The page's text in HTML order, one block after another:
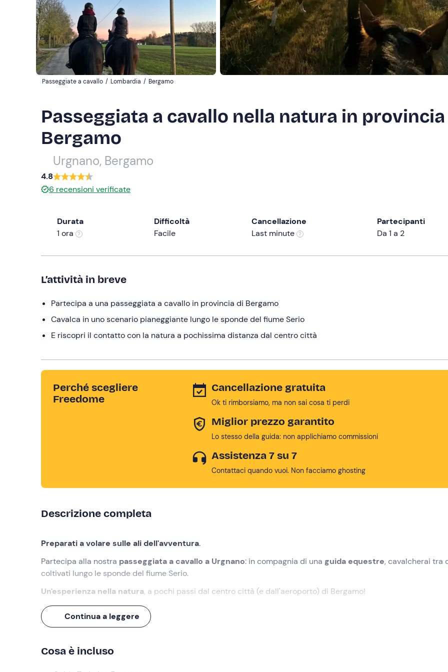
Passeggiate a cavallo / Lombardia / Bergamo
Passeggiata a cavallo nella natura in
Bergamo
Urgnano, Bergamo
4.8
6 recensioni verificate
Durata
1 ora
Difficoltà
Facile
Cancellazione
Last minute
Partecipanti
Da 1 a 2
L’attività in breve
Partecipa a una passeggiata a cavallo in provincia di Bergamo
Cavalca in uno scenario pianeggiante lungo le sponde del fiume Serio
E riscopri il contatto con la natura a pochissima distanza dal centro città
Perché scegliere
Freedome
Cancellazione gratuita
Ok ti rimborsiamo, ma non sai cosa ti perdi
Miglior prezzo garantito
Lo stesso della guida: non applichiamo commissioni
Assistenza 7 su 7
Contattaci quando vuoi. Non facciamo ghosting
Descrizione completa
Preparati a volare sulle ali dell'avventura.
Partecipa alla nostra passeggiata a cavallo a Urgnano: in compagnia di una guida equestre, cavalcherai tra
coltivati lungo le sponde del fiume Serio.
Un'esperienza nella natura, a pochi passi dal centro città (e dall'aeroporto) di Bergamo!
Cosa faremo
guida equestre
Continua a leggere
Cosa è incluso